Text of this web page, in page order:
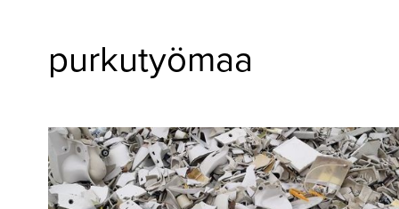
ARTIKKELIT
ARKISTO
TILAUSASIAT
purkutyömaa